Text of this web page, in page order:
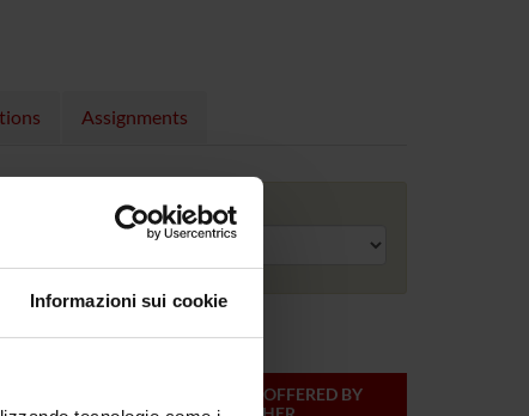
Informazioni sui cookie
Assignments
Academic year
MODULES OFFERED BY